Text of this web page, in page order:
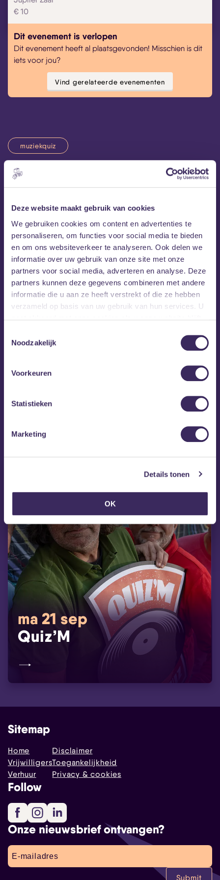
Deze website maakt gebruik van cookies
We gebruiken cookies om content en advertenties te
personaliseren, om functies voor social media te bieden
en om ons websiteverkeer te analyseren. Ook delen we
informatie over uw gebruik van onze site met onze
partners voor social media, adverteren en analyse. Deze
partners kunnen deze gegevens combineren met andere
informatie die u aan ze heeft verstrekt of die ze hebben
verzameld op basis van uw gebruik van hun services. U
Noodzakelijk
Voorkeuren
Statistieken
Marketing
Details tonen
OK
€ 10
Dit evenement is verlopen
Dit evenement heeft al plaatsgevonden! Misschien is dit
iets voor jou?
Vind gerelateerde evenementen
muziekquiz
Quiz’M is een gezellige muziekquiz met uitdagende,
muziekfreak, de leek en de gezelligheidsspeler. Van
serieus tot nét over het randje, maar altijd bedoeld
om te entertainen!
De muziekquizzen vanQuiz’Mmoeten voor zowel de
gezelligheidsspeler als de échte muziekkenner leuk zijn. Die
balans proberen wij altijd te bewaken. Daarnaast speelt
humor een grote rol en zijn wij altijd op zoek naar leuke,
grappige, uitdagende en vernieuwende ronden en vragen.
Een team bestaat uit maximaal 4 personen. Per team
is één deelnamebewijs nodig.
MEZZ tipt
ma 21 sep
Quiz’M
Sitemap
Home
Vrijwilligers
Verhuur
Disclaimer
Toegankelijkheid
Privacy & cookies
Follow
FacebookInstagram
Onze nieuwsbrief ontvangen?